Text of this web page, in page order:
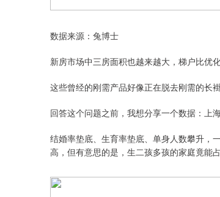
数据来源：兔博士
新房市场中三房面积也越来越大，梯户比优
这些曾经的刚需产品好像正在脱去刚需的长
回答这个问题之前，我想分享一个数据：上
结婚率垫底、生育率垫底、单身人数攀升，
高，但有意思的是，生二孩多孩的家庭竟能